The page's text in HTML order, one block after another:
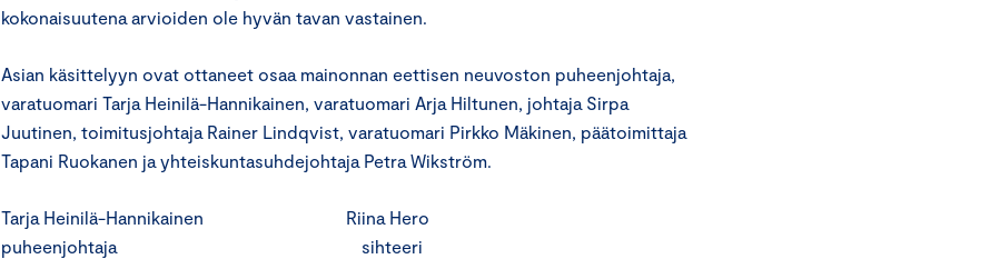
kokonaisuutena arvioiden ole hyvän tavan vastainen.
Asian käsittelyyn ovat ottaneet osaa mainonnan eettisen neuvoston puheenjohtaja,
varatuomari Tarja Heinilä-Hannikainen, varatuomari Arja Hiltunen, johtaja Sirpa
Juutinen, toimitusjohtaja Rainer Lindqvist, varatuomari Pirkko Mäkinen, päätoimittaja
Tapani Ruokanen ja yhteiskuntasuhdejohtaja Petra Wikström.
Tarja Heinilä-Hannikainen Riina Hero
puheenjohtaja sihteeri